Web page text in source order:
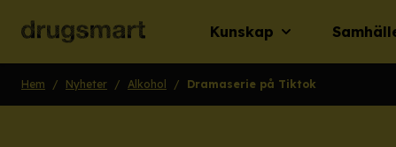
Kunskap
Hem / Nyheter / Alkohol / Dramaserie på Tiktok